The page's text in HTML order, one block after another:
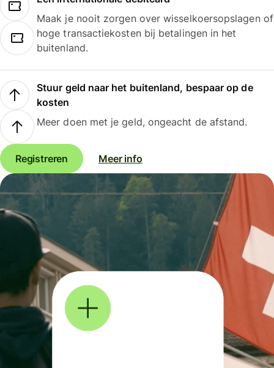
Maak je nooit zorgen over wisselkoersopslagen of
hoge transactiekosten bij betalingen in het
buitenland.
Stuur geld naar het buitenland, bespaar op de
kosten
Meer doen met je geld, ongeacht de afstand.
Registreren Meer info